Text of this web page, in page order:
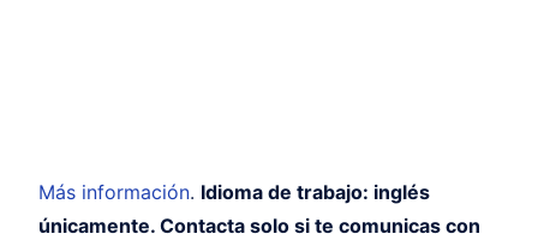
Más información. Idioma de trabajo: inglés
únicamente. Contacta solo si te comunicas con